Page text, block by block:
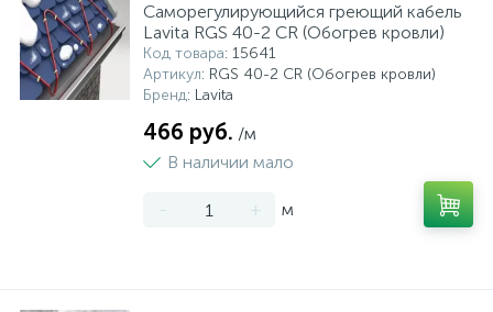
Саморегулирующийся греющий кабель
Lavita RGS 40-2 CR (Обогрев кровли)
Код товара: 15641
Артикул: RGS 40-2 CR (Обогрев кровли)
Бренд: Lavita
466 руб. /м
В наличии мало
- + м